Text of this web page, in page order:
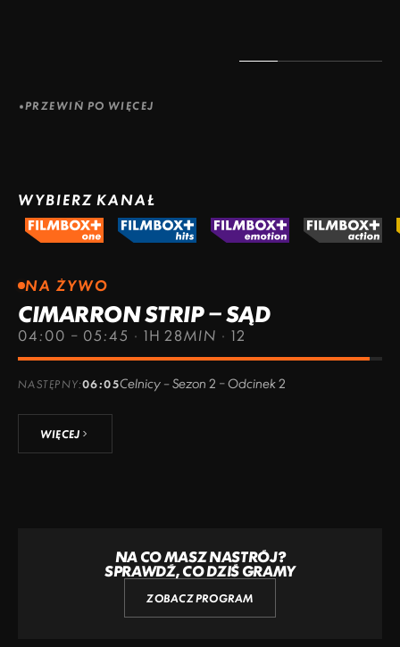
PRZEWIŃ PO WIĘCEJ
WYBIERZ KANAŁ
NA ŻYWO
CIMARRON STRIP – SĄD
04:00 – 05:45 · 1H 28MIN · 12
NASTĘPNY:06:05Celnicy – Sezon 2 – Odcinek 2
WIĘCEJ
NA CO MASZ NASTRÓJ?
SPRAWDŹ, CO DZIŚ GRAMY
ZOBACZ PROGRAM